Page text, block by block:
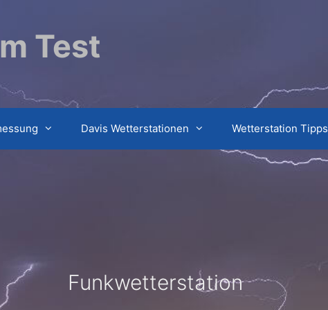
Test
Davis Wetterstationen Wetterstation Tipps
Funkwetterstation